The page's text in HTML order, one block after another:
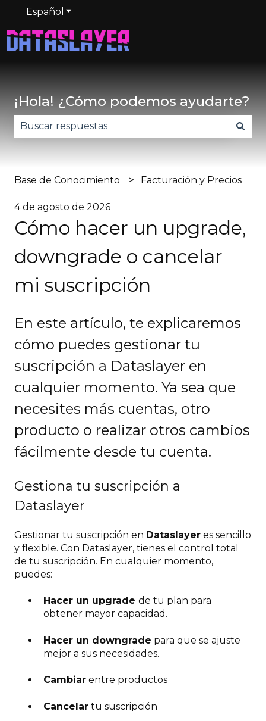
Español Traducciones de Mostrar submenú de
¡Hola! ¿Cómo podemos ayudarte?
Base de Conocimiento Facturación y Precios
4 de agosto de 2026
Cómo hacer un upgrade,
downgrade o cancelar
mi suscripción
En este artículo, te explicaremos
cómo puedes gestionar tu
suscripción a Dataslayer en
cualquier momento. Ya sea que
necesites más cuentas, otro
producto o realizar otros cambios
fácilmente desde tu cuenta.
Gestiona tu suscripción a
Dataslayer
Gestionar tu suscripción en Dataslayer es sencillo
y flexible. Con Dataslayer, tienes el control total
de tu suscripción. En cualquier momento,
puedes:
Hacer un upgrade de tu plan para
obtener mayor capacidad.
Hacer un downgrade para que se ajuste
mejor a sus necesidades.
Cambiar entre productos
Cancelar tu suscripción